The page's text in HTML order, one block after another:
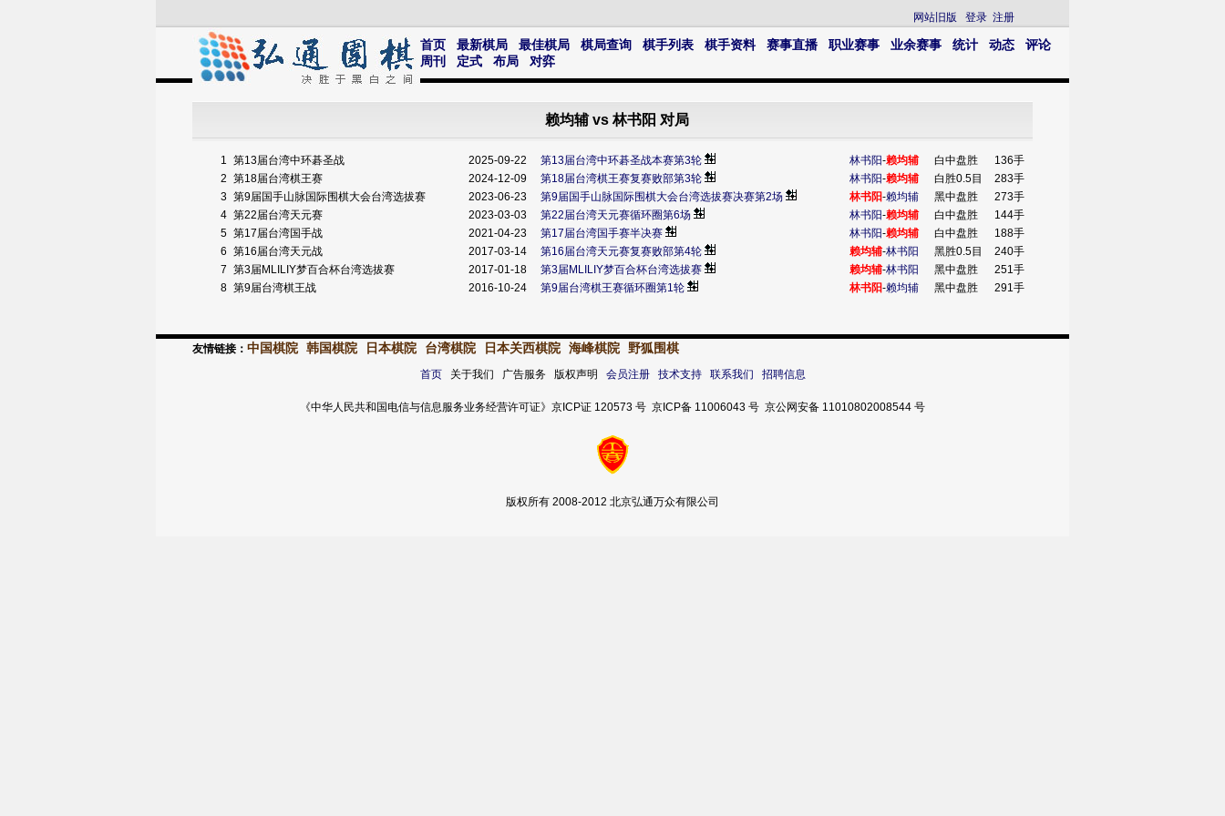
网站旧版 登录 注册
首页 最新棋局 最佳棋局 棋局查询 棋手列表 棋手资料 赛事直播 职业赛事 业余赛事 统计 动态
评论
周刊
定式 布局 对弈
赖均辅 vs 林书阳 对局
1 第13届台湾中环碁圣战 2025-09-22 第13届台湾中环碁圣战本赛第3轮 林书阳-赖均辅 白中盘胜
136手
2 第18届台湾棋王赛 2024-12-09 第18届台湾棋王赛复赛败部第3轮 林书阳-赖均辅 白胜0.5目
283手
3 第9届国手山脉国际围棋大会台湾选拔赛 2023-06-23 第9届国手山脉国际围棋大会台湾选拔赛决赛第2场 林书阳-赖均辅 黑中盘胜
273手
4 第22届台湾天元赛 2023-03-03 第22届台湾天元赛循环圈第6场 林书阳-赖均辅 白中盘胜
144手
5 第17届台湾国手战 2021-04-23 第17届台湾国手赛半决赛 林书阳-赖均辅 白中盘胜
188手
6 第16届台湾天元战 2017-03-14 第16届台湾天元赛复赛败部第4轮 赖均辅-林书阳 黑胜0.5目
240手
7 第3届MLILIY梦百合杯台湾选拔赛 2017-01-18 第3届MLILIY梦百合杯台湾选拔赛 赖均辅-林书阳 黑中盘胜
251手
8 第9届台湾棋王战 2016-10-24 第9届台湾棋王赛循环圈第1轮 林书阳-赖均辅 黑中盘胜 291手
友情链接： 中国棋院 韩国棋院 日本棋院 台湾棋院 日本关西棋院 海峰棋院 野狐围棋
首页关于我们 广告服务 版权声明 会员注册 技术支持 联系我们 招聘信息
《中华人民共和国电信与信息服务业务经营许可证》京ICP证 120573 号 京ICP备 11006043 号 京公网安备 11010802008544 号
版权所有 2008-2012 北京弘通万众有限公司